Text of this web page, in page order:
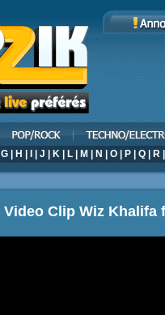
G H J K L M N O P Q R
Video Clip Wiz Khalifa